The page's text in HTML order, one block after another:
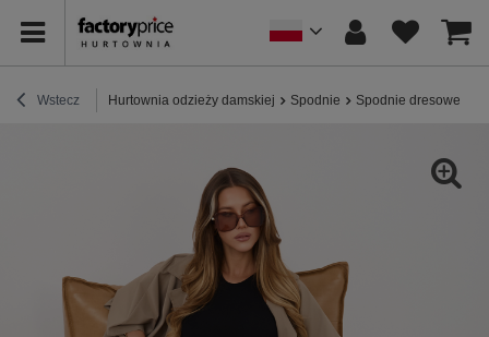
Wstecz Hurtownia odzieży damskiej Spodnie Spodnie dresowe